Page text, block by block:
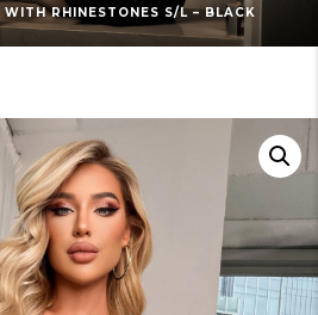
RHINESTONES S/L – BLACK